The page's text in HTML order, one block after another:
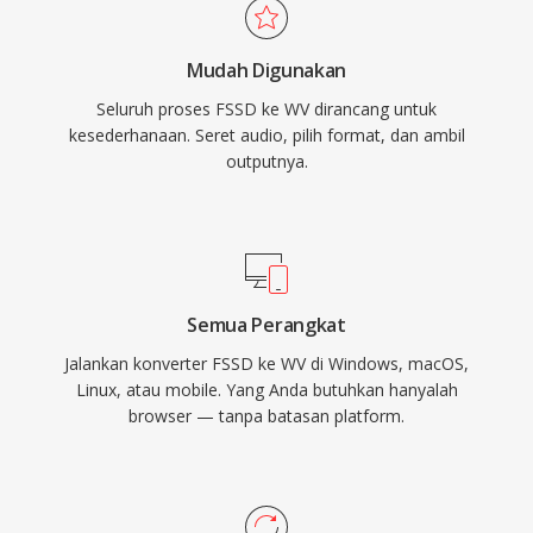
konten audio asli secara lossless, karena
sampel mentah hanya perlu ditambahkan
source dirilis di bawah lisensi BSD dan telah
diintegrasikan ke dalam foobar2000, VLC,
FFmpeg, dan berbagai tool lainnya. WavPack
juga mendukung metadata yang kaya melalui
tag APEv2, cue sheet tertanam, dan nilai
ReplayGain, memenuhi kebutuhan organisasi
Mudah Digunakan
Seluruh proses FSSD ke WV dirancang untuk
kesederhanaan. Seret audio, pilih format, dan ambil
outputnya.
Semua Perangkat
Jalankan konverter FSSD ke WV di Windows, macOS,
Linux, atau mobile. Yang Anda butuhkan hanyalah
browser — tanpa batasan platform.